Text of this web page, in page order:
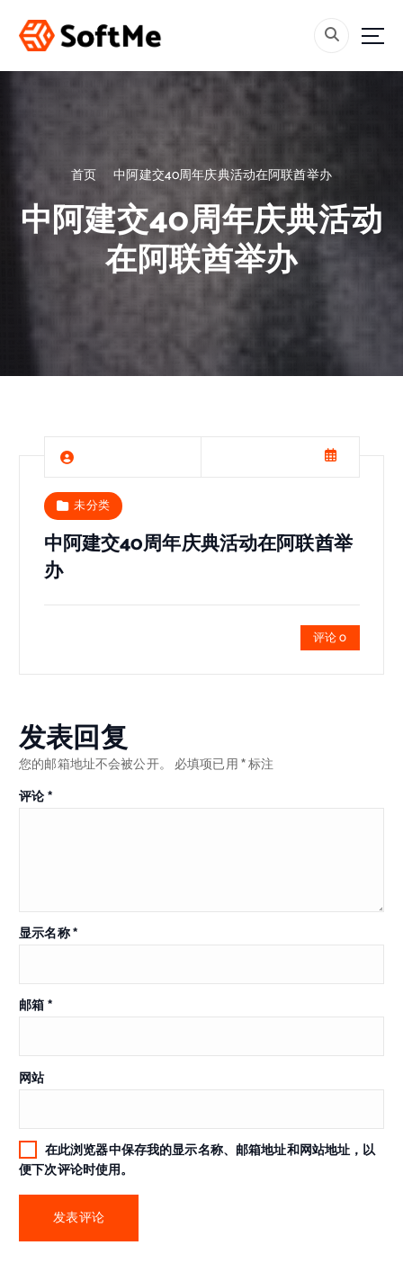
内
首页 中阿建交40周年庆典活动在阿联酋举办
中阿建交40周年庆典活动
在阿联酋举办
未分类
中阿建交40周年庆典活动在阿联酋举
办
评论 0
发表回复
您的邮箱地址不会被公开。 必填项已用*标注
评论*
显示名称*
邮箱*
网站
在此浏览器中保存我的显示名称、邮箱地址和网站地址，以
便下次评论时使用。